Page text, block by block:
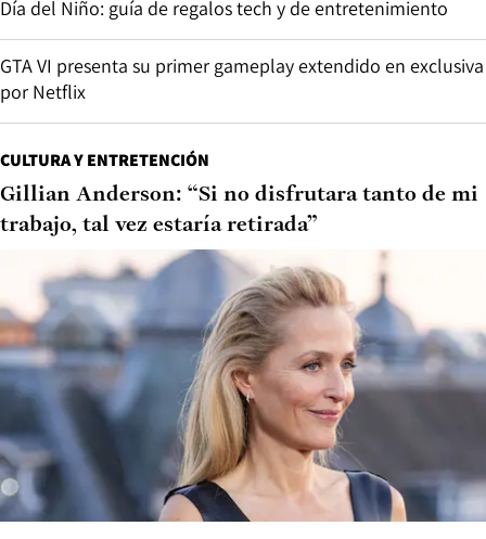
Día del Niño: guía de regalos tech y de entretenimiento
GTA VI presenta su primer gameplay extendido en exclusiva
por Netflix
CULTURA Y ENTRETENCIÓN
Gillian Anderson: “Si no disfrutara tanto de mi
trabajo, tal vez estaría retirada”